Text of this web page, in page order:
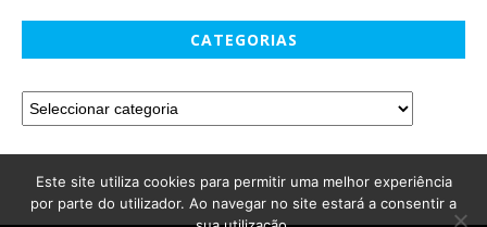
CATEGORIAS
Este site utiliza cookies para permitir uma melhor experiência
por parte do utilizador. Ao navegar no site estará a consentir a